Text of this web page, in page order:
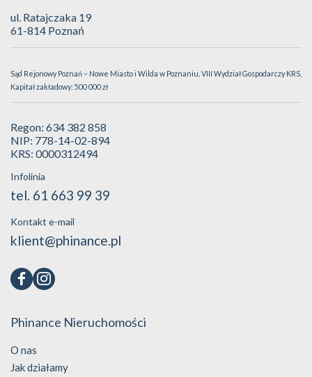
ul. Ratajczaka 19
61-814 Poznań
Sąd Rejonowy Poznań – Nowe Miasto i Wilda w Poznaniu, VIII Wydział Gospodarczy KRS,
Kapitał zakładowy: 500 000 zł
Regon: 634 382 858
NIP: 778-14-02-894
KRS: 0000312494
Infolinia
tel. 61 663 99 39
Kontakt e-mail
klient@phinance.pl
Phinance Nieruchomości
O nas
Jak działamy